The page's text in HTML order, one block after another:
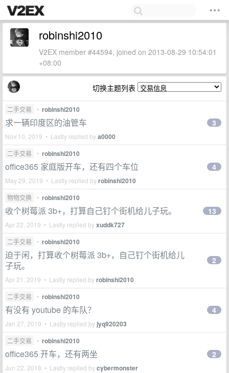
robinshi2010
V2EX member #44594, joined on 2013-08-29 10:54:01
+08:00
切换主题列表
二手交易 • robinshi2010
求一辆印度区的油管车
Nov 10, 2019 • Lastly replied bya0000
3
二手交易 • robinshi2010
office365 家庭版开车，还有四个车位
May 29, 2019 • Lastly replied byrobinshi2010
4
物物交换 • robinshi2010
收个树莓派 3b+，打算自己钉个街机给儿子玩。
Apr 22, 2019 • Lastly replied byxuddk727
13
二手交易 • robinshi2010
迫于闲，打算收个树莓派 3b+，自己钉个街机给儿
子玩。
Apr 21, 2019 • Lastly replied byrobinshi2010
2
二手交易 • robinshi2010
有没有 youtube 的车队？
Jan 27, 2019 • Lastly replied by jyq920203
4
二手交易 • robinshi2010
office365 开车，还有两坐
Jun 22, 2018 • Lastly replied bycybermonster
2